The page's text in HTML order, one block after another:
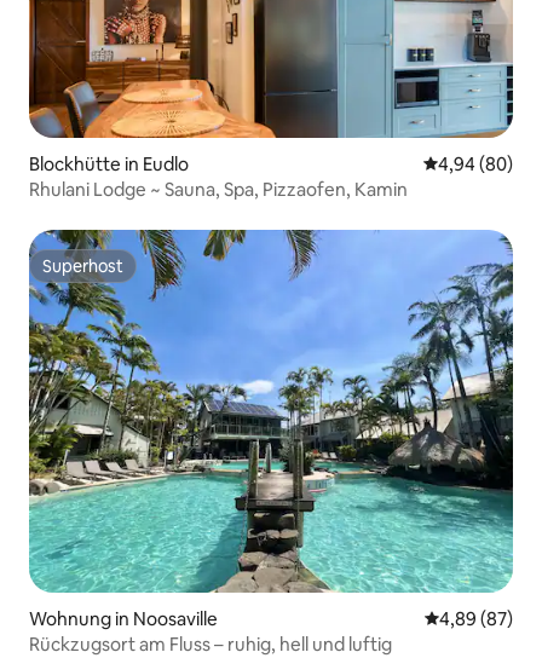
Blockhütte in Eudlo
4,94 (80)
Rhulani Lodge ~ Sauna, Spa, Pizzaofen, Kamin
Superhost
Superhost
Wohnung in Noosaville
4,89 (87)
Rückzugsort am Fluss – ruhig, hell und luftig